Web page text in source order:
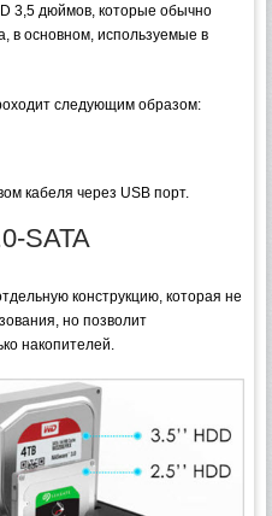
3,5 дюймов, которые обычно
в основном, используемые в
следующим образом:
кабеля через USB порт.
SATA
конструкцию, которая не
но позволит
накопителей.